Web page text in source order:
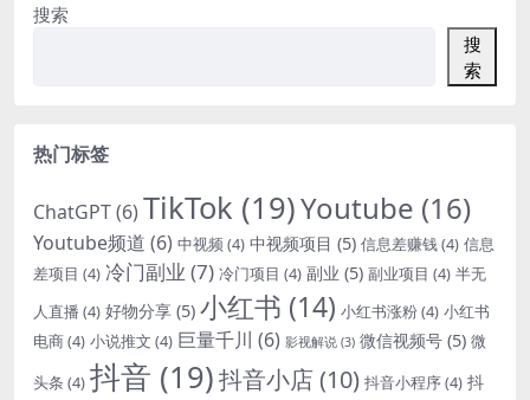
搜索
搜
索
热门标签
ChatGPT(6) TikTok (19)Youtube (16)
Youtube频道 (6) 中视频(4) 中视频项目 (5) 信息差赚钱(4) 信息
差项目 (4) 冷门副业 (7) 冷门项目 (4) 副业 (5) 副业项目 (4) 半无
人直播 (4) 好物分享 (5) 小红书 (14) 小红书涨粉(4) 小红书
电商(4) 小说推文 (4) 巨量千川 (6) 影视解说 (3) 微信视频号 (5) 微
头条 (4) 抖音 (19)抖音小店(10) 抖音小程序(4) 抖